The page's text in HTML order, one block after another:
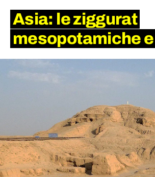
Asia: leziggurat
mesopotamiche